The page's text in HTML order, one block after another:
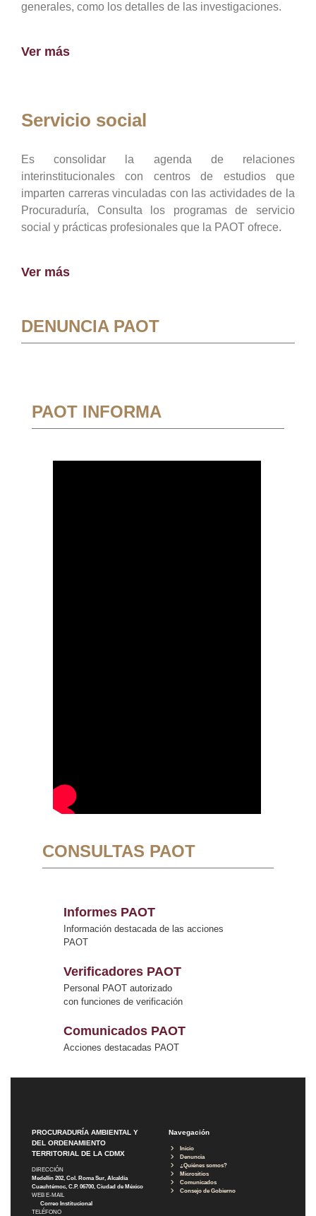
generales, como los detalles de las investigaciones.
Ver más
Servicio social
Es consolidar la agenda de relaciones
interinstitucionales con centros de estudios que
imparten carreras vinculadas con las actividades de la
Procuraduría, Consulta los programas de servicio
social y prácticas profesionales que la PAOT ofrece.
Ver más
DENUNCIA PAOT
PAOT INFORMA
CONSULTAS PAOT
Informes PAOT
Información destacada de las acciones
PAOT
Verificadores PAOT
Personal PAOT autorizado
con funciones de verificación
Comunicados PAOT
Acciones destacadas PAOT
PROCURADURÍA AMBIENTAL Y
DEL ORDENAMIENTO
TERRITORIAL DE LA CDMX
DIRECCIÓN
Medellín 202, Col. Roma Sur, Alcaldía
Cuauhtémoc, C.P. 06700, Ciudad de México
WEB E-MAIL
Correo Institucional
TELÉFONO
Navegación
Inicio
Denuncia
¿Quiénes somos?
Micrositios
Comunicados
Consejo de Gobierno